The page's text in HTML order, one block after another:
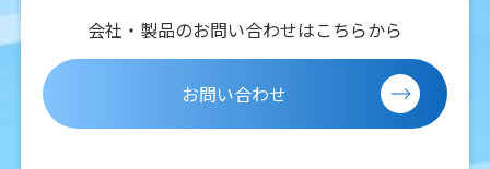
会社・製品のお問い合わせはこちらから
お問い合わせ